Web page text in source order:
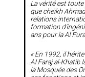
La vérité est toute
que cheikh
relations
formation
ans pour la Al
« En 1992, il
Al Faraj al-Khatib
la Mosquée des